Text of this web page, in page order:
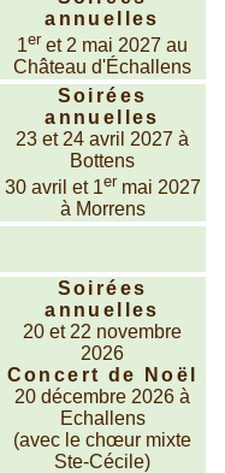
annuelles
1er et 2 mai 2027 au
Château d'Échallens
Soirées
annuelles
23 et 24 avril 2027 à
Bottens
30 avril et 1er mai 2027
à Morrens
Soirées
annuelles
20 et 22 novembre
2026
Concert de Noël
20 décembre 2026 à
Echallens
(avec le chœur mixte
Ste-Cécile)